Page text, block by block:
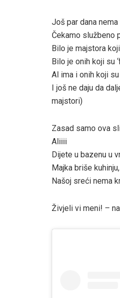
Još par dana
Čekamo službeno
Bilo je majstora
Bilo je onih koji su
Al ima i onih koji
I još ne daju da
majstori)
Zasad samo ova
Aliiii
Dijete u bazenu u
Majka briše
Našoj sreći nema
Živjeli vi meni! –